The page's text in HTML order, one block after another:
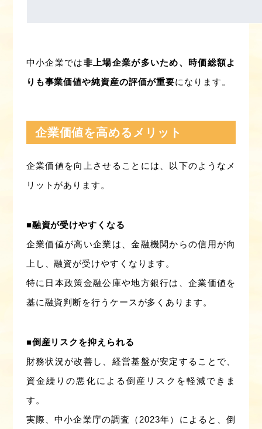
中小企業では非上場企業が多いため、時価総額よ
りも事業価値や純資産の評価が重要になります。
企業価値を高めるメリット
企業価値を向上させることには、以下のようなメ
リットがあります。
■融資が受けやすくなる
企業価値が高い企業は、金融機関からの信用が向
上し、融資が受けやすくなります。
特に日本政策金融公庫や地方銀行は、企業価値を
基に融資判断を行うケースが多くあります。
■倒産リスクを抑えられる
財務状況が改善し、経営基盤が安定することで、
資金繰りの悪化による倒産リスクを軽減できま
す。
実際、中小企業庁の調査（2023年）によると、倒